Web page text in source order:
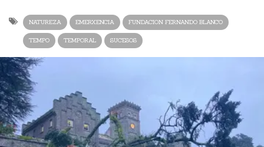
NATUREZA EMERXENCIA FUNDACION FERNANDO BLANCO
TEMPO TEMPORAL SUCESOS